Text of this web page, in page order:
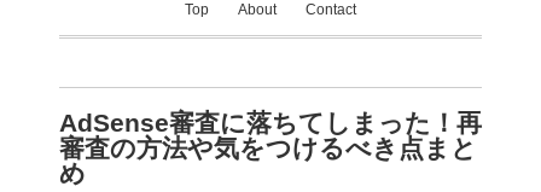
Top About Contact
AdSense審査に落ちてしまった！再
審査の方法や気をつけるべき点まと
め